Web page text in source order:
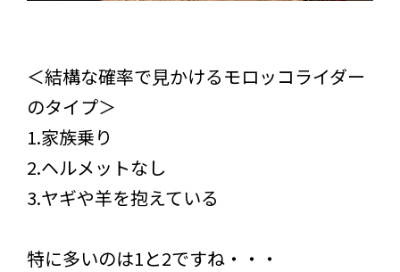
＜結構な確率で見かけるモロッコライダー
のタイプ＞
1.家族乗り
2.ヘルメットなし
3.ヤギや羊を抱えている
特に多いのは1と2ですね・・・